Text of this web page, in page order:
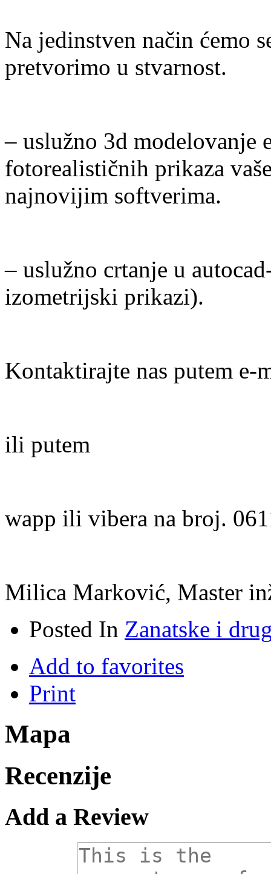
Na jedinstven način ćemo
pretvorimo u stvarnost.
– uslužno 3d modelovanje
fotorealističnih prikaza
najnovijim softverima.
– uslužno crtanje u
izometrijski prikazi).
Kontaktirajte nas putem e-
ili putem
wapp ili vibera na broj.
Milica Marković, Master
Posted In Zanatske i
Add to favorites
Print
Mapa
Recenzije
Add a Review